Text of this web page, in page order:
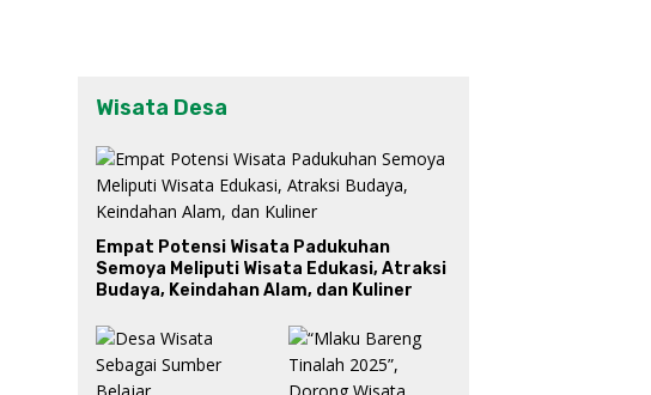
Wisata Desa
Empat Potensi Wisata Padukuhan
Semoya Meliputi Wisata Edukasi, Atraksi
Budaya, Keindahan Alam, dan Kuliner